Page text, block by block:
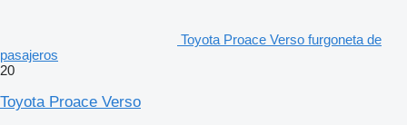
Toyota Proace Verso furgoneta de
pasajeros
20
Toyota Proace Verso